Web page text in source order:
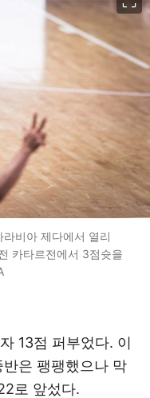
비아 제다에서 열리
카타르전에서 3점슛을
13점 퍼부었다. 이
은 팽팽했으나 막
로 앞섰다.